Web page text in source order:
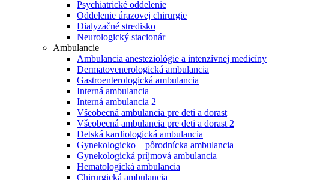
Psychiatrické oddelenie
Oddelenie úrazovej chirurgie
Dialyzačné stredisko
Neurologický stacionár
Ambulancie
Ambulancia anesteziológie a intenzívnej medicíny
Dermatovenerologická ambulancia
Gastroenterologická ambulancia
Interná ambulancia
Interná ambulancia 2
Všeobecná ambulancia pre deti a dorast
Všeobecná ambulancia pre deti a dorast 2
Detská kardiologická ambulancia
Gynekologicko – pôrodnícka ambulancia
Gynekologická príjmová ambulancia
Hematologická ambulancia
Chirurgická ambulancia